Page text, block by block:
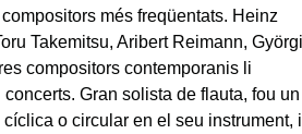
més freqüentats. Heinz
Takemitsu, Aribert Reimann, Györgi
compositors contemporanis li
Gran solista de flauta, fou
o circular en el seu instrument,